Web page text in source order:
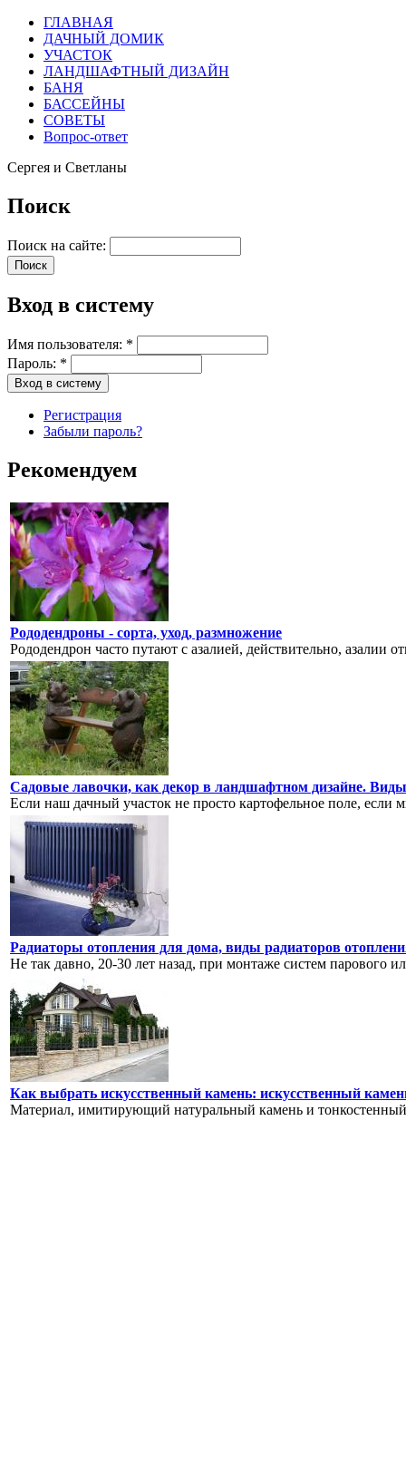
ГЛАВНАЯ
ДАЧНЫЙ ДОМИК
УЧАСТОК
ЛАНДШАФТНЫЙ ДИЗАЙН
БАНЯ
БАССЕЙНЫ
СОВЕТЫ
Вопрос-ответ
Сергея и Светланы
Поиск
Поиск на сайте:
Вход в систему
Имя пользователя: *
Пароль: *
Регистрация
Забыли пароль?
Рекомендуем
Рододендроны - сорта, уход, размножение
Рододендрон часто путают с азалией, действительно, азалии
Садовые лавочки, как декор в ландшафтном дизайне.
Если наш дачный участок не просто картофельное поле, если
Радиаторы отопления для дома, виды радиаторов
Не так давно, 20-30 лет назад, при монтаже систем парового
Как выбрать искусственный камень: искусственный
Материал, имитирующий натуральный камень и